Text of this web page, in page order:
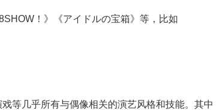
！》《アイドルの宝箱》等，比如
等几乎所有与偶像相关的演艺风格和技能。其中